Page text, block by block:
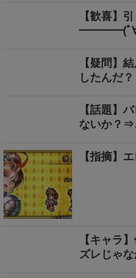
【歓喜】
━━━━(ﾟ
【疑問】
したんだ？
【話題】
ないか？⇒
【指摘】
【キャラ
ズレじゃ